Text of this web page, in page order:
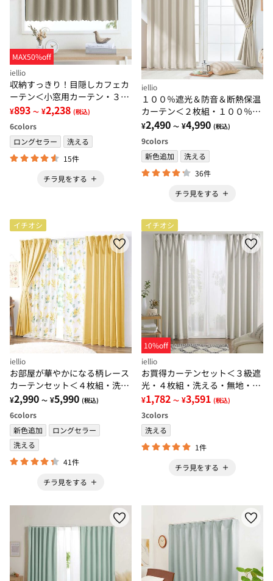
MAX50%off
iellio
収納すっきり！目隠しカフェカ
ーテン＜小窓用カーテン・３級
遮光カーテン・間仕切りカーテ
ン・洗濯可・押し入れ収納隠し
＞
¥893 ～ ¥2,238 (税込)
6colors
ロングセラー
洗える
15件
チラ見をする
iellio
１００％遮光＆防音＆断熱保温
カーテン＜２枚組・１００％遮
光（１級遮光）・洗える・無
地・形状記憶加工・新生活・コ
スパ＞
¥2,490 ～ ¥4,990 (税込)
9colors
新色追加
洗える
36件
チラ見をする
イチオシ
iellio
お部屋が華やかになる柄レース
カーテンセット＜４枚組・洗え
る・３級遮光・新生活・一人暮
らし・引っ越し・模様替え＞
¥2,990 ～ ¥5,990 (税込)
6colors
新色追加
ロングセラー
洗える
41件
チラ見をする
イチオシ
10%off
iellio
お買得カーテンセット＜３級遮
光・４枚組・洗える・無地・既
製サイズ＞
¥1,782 ～ ¥3,591 (税込)
3colors
洗える
1件
チラ見をする